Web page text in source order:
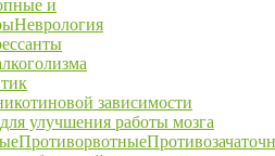
и
Неврология
зависимости
улучшения работы мозга
Противорвотные